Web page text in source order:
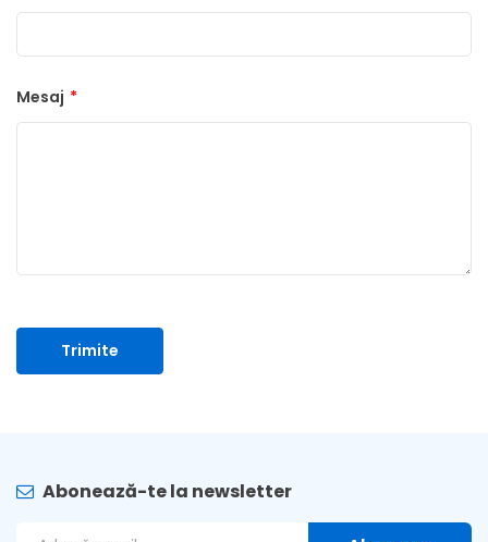
Mesaj *
Abonează-te la newsletter